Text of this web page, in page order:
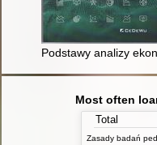
Podstawy analizy
Most often
Total